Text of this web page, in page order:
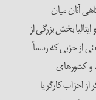
میان
بخش بزرگی از
که رسماً
کارگر یا